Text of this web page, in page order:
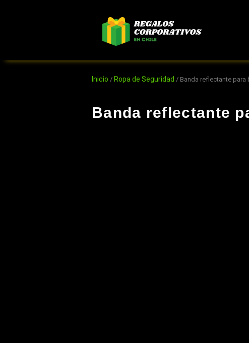
Inicio / Ropa de Seguridad / Banda reflectante para
Banda reflectante